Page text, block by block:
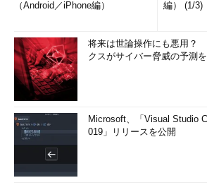
グループにパスワードを設定すると、「
一時的に新しいグループに“ログイン”でき
えば、「newgrp testgroup」で「testgroup
ードを入力すると、プライマリーグループ
ープになります（ログアウトすると「
は解除されます）。
グループのパスワードを削除するには、「
（Android／iPhone編）
編） (1/3)
将来は世論操作にも悪用？
クスがサイバー脅威の予測
Microsoft、「Visual Studio
019」リリースを公開